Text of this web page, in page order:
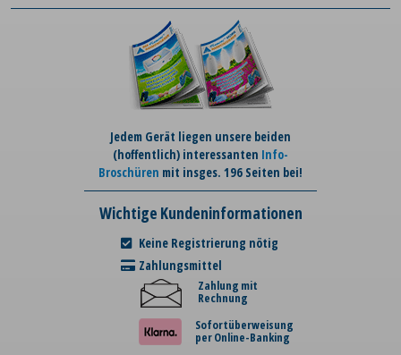
Jedem Gerät liegen unsere beiden
(hoffentlich) interessanten Info-
Broschüren mit insges. 196 Seiten bei!
Wichtige Kundeninformationen
Keine Registrierung nötig
Zahlungsmittel
Zahlung mit
Rechnung
Sofortüberweisung
per Online-Banking